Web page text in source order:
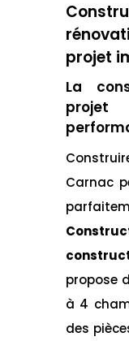
projet
La
Carnac
propose
à 4
des